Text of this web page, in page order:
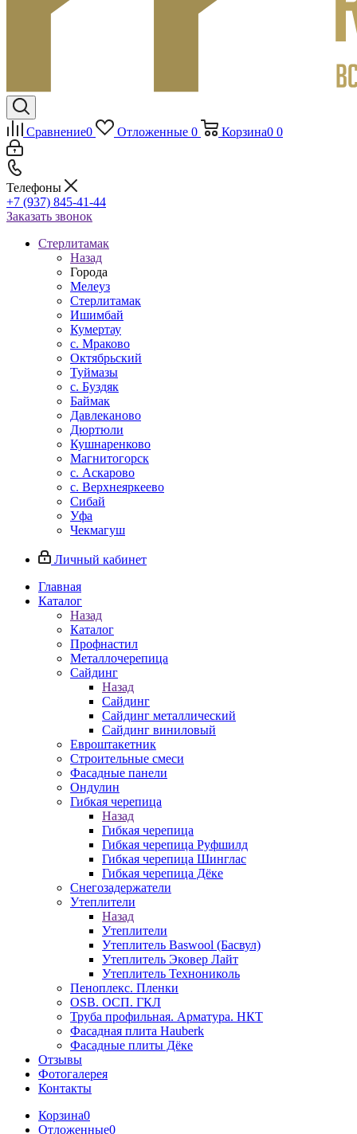
Сравнение0 Отложенные 0 Корзина0 0
Телефоны
+7 (937) 845-41-44
Заказать звонок
Стерлитамак
Назад
Города
Мелеуз
Стерлитамак
Ишимбай
Кумертау
c. Мраково
Октябрьский
Туймазы
c. Буздяк
Баймак
Давлеканово
Дюртюли
Кушнаренково
Магнитогорск
с. Аскарово
с. Верхнеяркеево
Сибай
Уфа
Чекмагуш
Личный кабинет
Главная
Каталог
Назад
Каталог
Профнастил
Металлочерепица
Сайдинг
Назад
Сайдинг
Сайдинг металлический
Сайдинг виниловый
Евроштакетник
Строительные смеси
Фасадные панели
Ондулин
Гибкая черепица
Назад
Гибкая черепица
Гибкая черепица Руфшилд
Гибкая черепица Шинглас
Гибкая черепица Дёке
Снегозадержатели
Утеплители
Назад
Утеплители
Утеплитель Baswool (Басвул)
Утеплитель Эковер Лайт
Утеплитель Технониколь
Пеноплекс. Пленки
OSB. ОСП. ГКЛ
Труба профильная. Арматура. НКТ
Фасадная плита Hauberk
Фасадные плиты Дёке
Отзывы
Фотогалерея
Контакты
Корзина0
Отложенные0